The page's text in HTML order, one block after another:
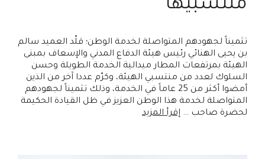
منتسبيها
تثميناً لجهودهم المتواصلة لخدمة الوطن؛ قلّد العميد سالم
بن يحيى الهنائي رئيس هيئة الدفاع المدني والإسعاف بمبنى
الهيئة بمرتفعات المطار ميدالية الخدمة الطويلة وحسن
السلوك لعدد من منتسبي الهيئة، وكرّم عددا آخر من الذين
أمضوا أكثر من 25 عاماً في الخدمة، وذلك تثميناً لجهودهم
المتواصلة لخدمة هذا الوطن العزيز في ظل القيادة الحكيمة
لحضرة صاحب … إقرأ المزيد